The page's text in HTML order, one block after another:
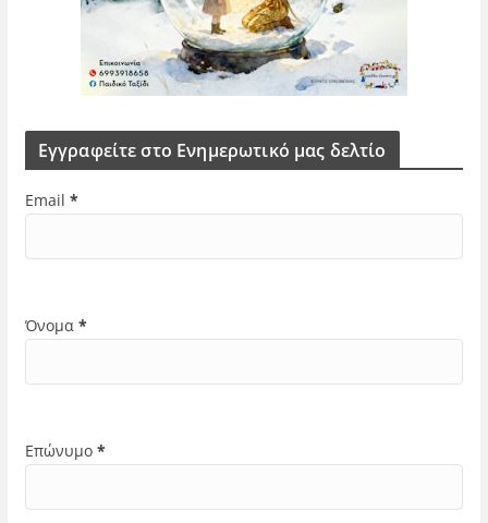
Εγγραφείτε στο Ενημερωτικό μας δελτίο
Email *
Όνομα *
Επώνυμο *